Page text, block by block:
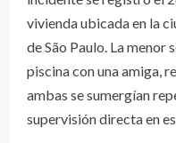
vivienda ubicada en la
de São Paulo. La menor
piscina con una amiga,
ambas se sumergían
supervisión directa en